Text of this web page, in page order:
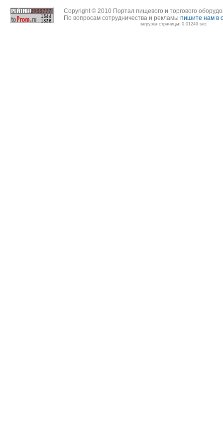
Copyright © 2010 Портал пищевого и торгового
По вопросам сотрудничества и рекламы пишите нам в
загрузка страницы: 0.01249 sec